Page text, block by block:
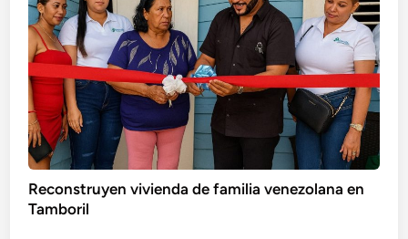
Reconstruyen vivienda de familia venezolana en
Tamboril